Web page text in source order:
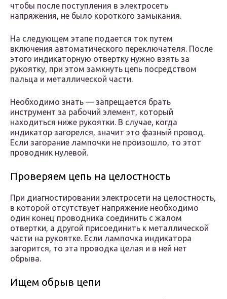
чтобы после поступления в электросеть
напряжения, не было короткого замыкания.
На следующем этапе подается ток путем
включения автоматического переключателя. После
этого индикаторную отвертку нужно взять за
рукоятку, при этом замкнуть цепь посредством
пальца и металлической части.
Необходимо знать — запрещается брать
инструмент за рабочий элемент, который
находиться ниже рукоятки. В случае, когда
индикатор загорелся, значит это фазный провод.
Если загорание лампочки не произошло, то этот
проводник нулевой.
Проверяем цепь на целостность
При диагностировании электросети на целостность,
в которой отсутствует напряжение необходимо
один конец проводника соединить с жалом
отвертки, а другой присоединить к металлической
части на рукоятке. Если лампочка индикатора
загорится, то эта проводка целая и в ней нет
обрыва.
Ищем обрыв цепи